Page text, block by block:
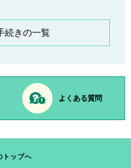
続きの一覧
よくある質問
トップへ